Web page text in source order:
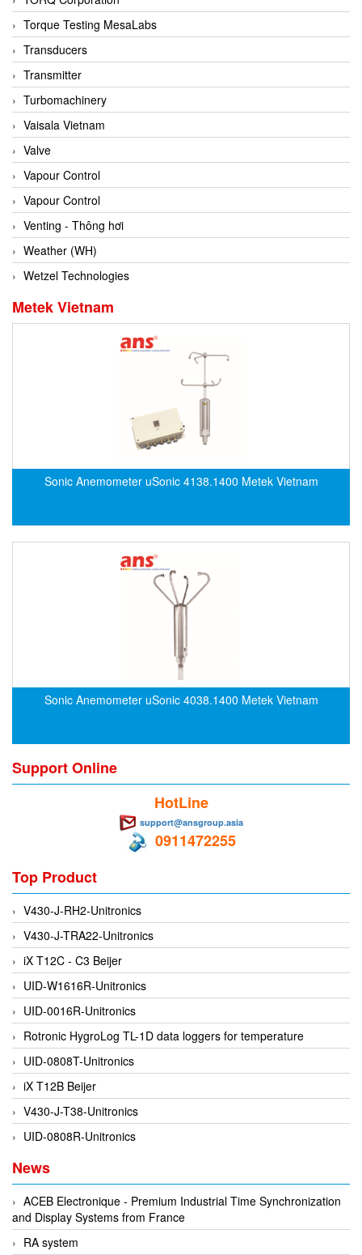
Conch
Conductix/ WAMPFLER
Contrec
Contrinex
Control Solution Minesota
Copeland
Cortem
Cosa Xentaur
Cosil
Coulton
Crouzet
Crowcon
Crutec Dust Zero Vietnam
cs-instruments
Cygnus
Datexel
Delmhorst VietNam
Delta-mobrey
DESAX
DET-TRONICS
Deublin
Diakont
Dias Infrared
DINA Elektronik
Dinel
Di-Soric
Di-Soric
Doctor Led Vietnam
DOLD - Autho ANS
Dold Vietnam
Torque Testing MesaLabs
Transducers
Transmitter
Turbomachinery
Vaisala Vietnam
Valve
Vapour Control
Vapour Control
Venting - Thông hơi
Weather (WH)
Wetzel Technologies
Metek Vietnam
Sonic Anemometer uSonic 4138.1400 Metek Vietnam
Sonic Anemometer uSonic 4038.1400 Metek Vietnam
Support Online
HotLine
support@ansgroup.asia
0911472255
Top Product
V430-J-RH2-Unitronics
V430-J-TRA22-Unitronics
iX T12C - C3 Beijer
UID-W1616R-Unitronics
UID-0016R-Unitronics
Rotronic HygroLog TL-1D data loggers for temperature
UID-0808T-Unitronics
iX T12B Beijer
V430-J-T38-Unitronics
UID-0808R-Unitronics
News
ACEB Electronique - Premium Industrial Time Synchronization
and Display Systems from France
RA system